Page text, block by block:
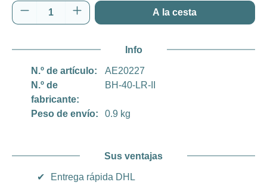
Cantidad del producto: introduce la
A la cesta
Info
N.º de artículo:
AE20227
N.º de
fabricante:
BH-40-LR-II
Peso de envío: 0.9 kg
Sus ventajas
✔
Entrega rápida DHL